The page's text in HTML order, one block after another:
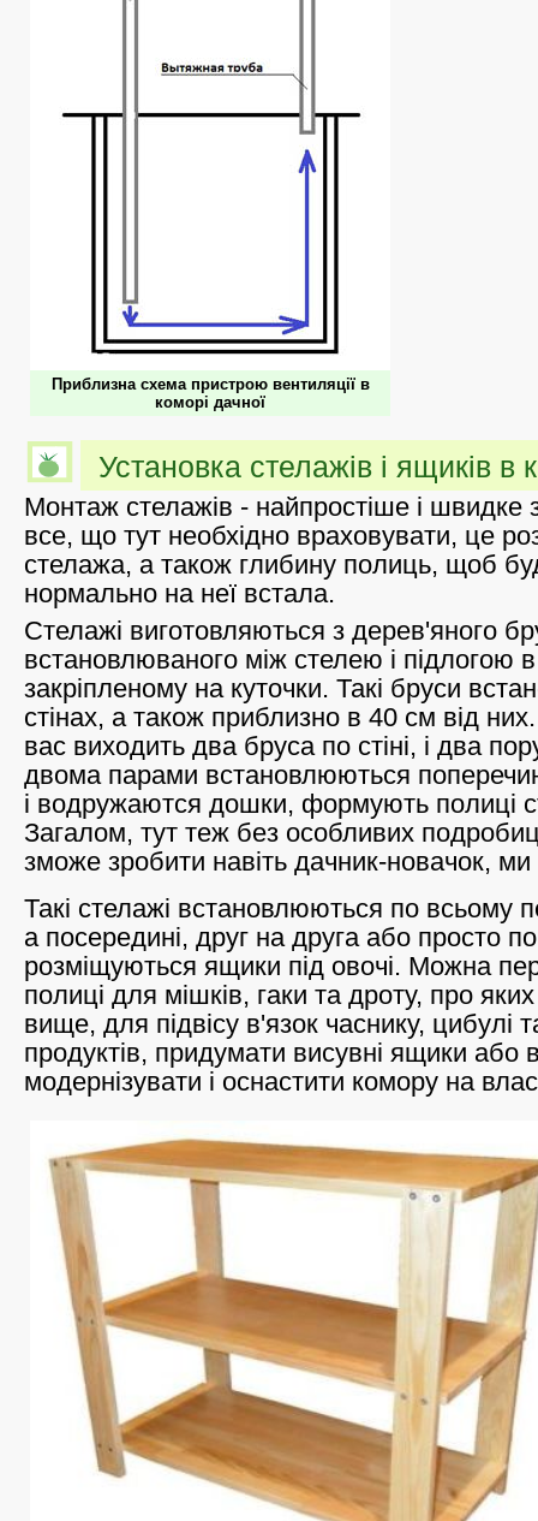
Приблизна схема пристрою вентиляції в
коморі дачної
Установка стелажів і ящиків в
Монтаж стелажів - найпростіше і швидке
все, що тут необхідно враховувати, це
стелажа, а також глибину полиць, щоб
нормально на неї встала.
Стелажі виготовляються з дерев'яного
встановлюваного між стелею і підлогою в
закріпленому на куточки. Такі бруси
стінах, а також приблизно в 40 см від
вас виходить два бруса по стіні, і два
двома парами встановлюються
і водружаются дошки, формують полиці
Загалом, тут теж без особливих
зможе зробити навіть дачник-новачок, ми
Такі стелажі встановлюються по всьому
а посередині, друг на друга або просто
розміщуються ящики під овочі. Можна
полиці для мішків, гаки та дроту, про
вище, для підвісу в'язок часнику, цибулі
продуктів, придумати висувні ящики або
модернізувати і оснастити комору на